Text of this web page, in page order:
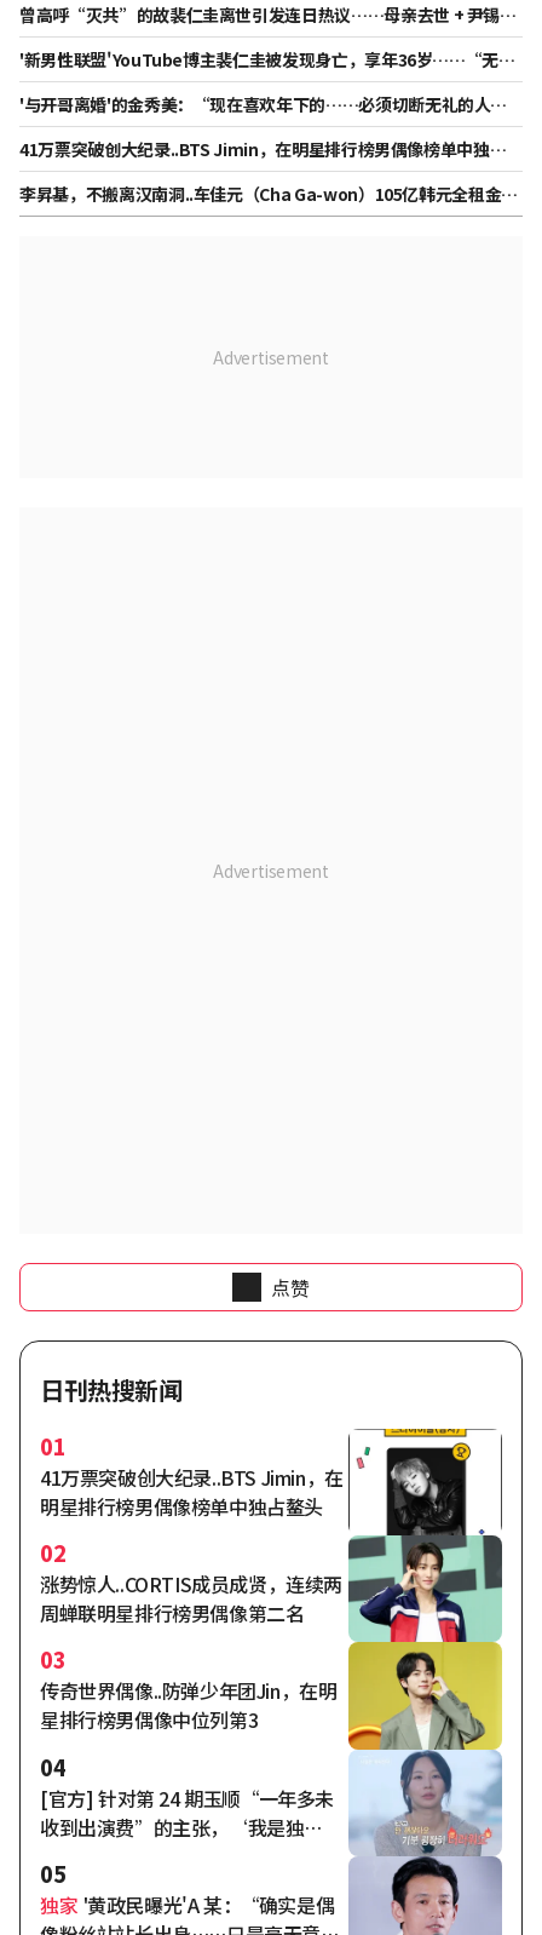
曾高呼“灭共”的故裴仁圭离世引发连日热议……母亲去世 + 尹锡悦
弹劾期间接受毒品成瘾治疗 [Star Issue]
'新男性联盟'YouTube博主裴仁圭被发现身亡，享年36岁……“无犯
罪嫌疑”
'与开哥离婚'的金秀美：“现在喜欢年下的……必须切断无礼的人”
[秀米车奥拉]
41万票突破创大纪录..BTS Jimin，在明星排行榜男偶像榜单中独占
鳌头
李昇基，不搬离汉南洞..车佳元（Cha Ga-won）105亿韩元全租金纠
纷激化[综合]
点赞
日刊热搜新闻
01
41万票突破创大纪录..BTS Jimin，在
明星排行榜男偶像榜单中独占鳌头
02
涨势惊人..CORTIS成员成贤，连续两
周蝉联明星排行榜男偶像第二名
03
传奇世界偶像..防弹少年团Jin，在明
星排行榜男偶像中位列第3
04
[官方] 针对第 24 期玉顺“一年多未
收到出演费”的主张，‘我是独
毕”。
05
独家 '黄政民曝光'A 某：“确实是偶